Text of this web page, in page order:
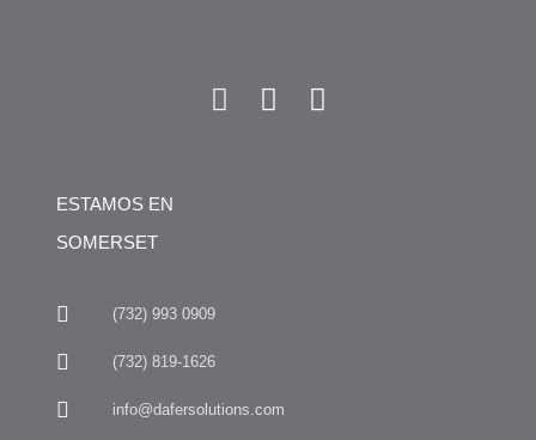
ESTAMOS EN
SOMERSET
(732) 993 0909
(732) 819-1626
info@dafersolutions.com